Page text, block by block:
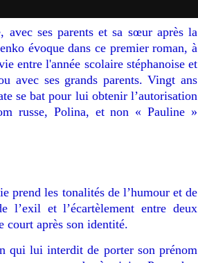
avec ses parents et sa sœur après la
évoque dans ce premier roman, à
entre l'année scolaire stéphanoise et
avec ses grands parents. Vingt ans
se bat pour lui obtenir l’autorisation
russe, Polina, et non « Pauline »
prend les tonalités de l’humour et de
l’exil et l’écartèlement entre deux
court après son identité.
qui lui interdit de porter son prénom